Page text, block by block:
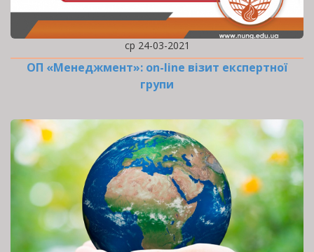
ср 24-03-2021
ОП «Менеджмент»: оn-line візит експертної
групи